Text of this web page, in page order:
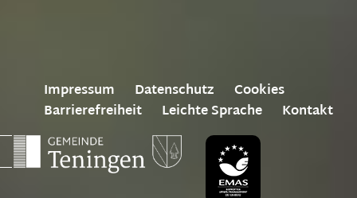
Impressum Datenschutz
Cookies
Barrierefreiheit
Leichte Sprache Kontakt